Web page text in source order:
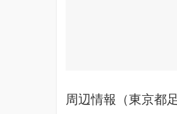
周辺情報（東京都